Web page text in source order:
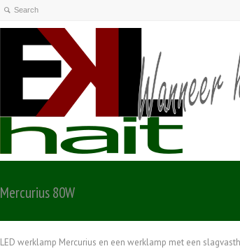
Mercurius 80W
LED werklamp Mercurius en een werklamp met een